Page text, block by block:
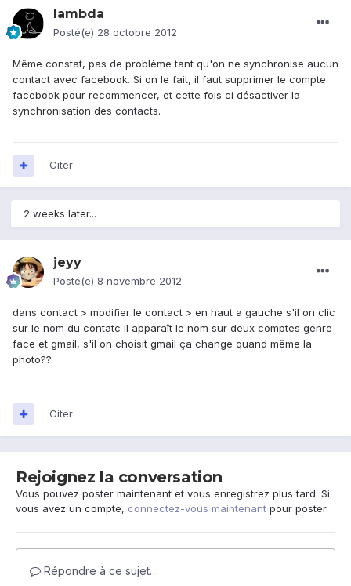
lambda
Posté(e) 28 octobre 2012
Même constat, pas de problème tant qu'on ne synchronise aucun
contact avec facebook. Si on le fait, il faut supprimer le compte
facebook pour recommencer, et cette fois ci désactiver la
synchronisation des contacts.
Citer
2 weeks later...
jeyy
Posté(e) 8 novembre 2012
dans contact > modifier le contact > en haut a gauche s'il on clic
sur le nom du contatc il apparaît le nom sur deux comptes genre
face et gmail, s'il on choisit gmail ça change quand même la
photo??
Citer
Rejoignez la conversation
Vous pouvez poster maintenant et vous enregistrez plus tard. Si
vous avez un compte, connectez-vous maintenant pour poster.
Répondre à ce sujet…